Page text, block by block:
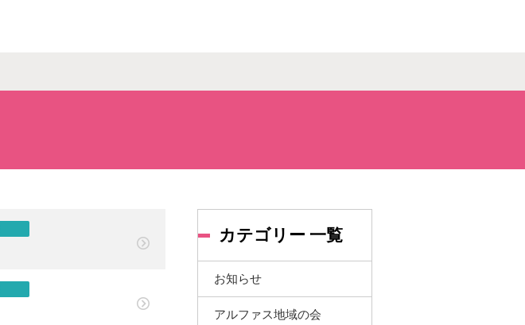
カテゴリー 一覧
お知らせ
アルファス地域の会